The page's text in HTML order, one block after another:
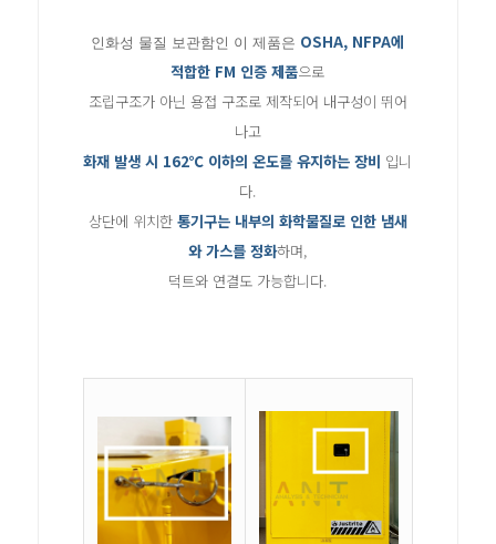
인화성 물질 보관함인 이 제품은 OSHA, NFPA에
적합한 FM 인증 제품으로
조립구조가 아닌 용접 구조로 제작되어 내구성이 뛰어
나고
화재 발생 시 162℃ 이하의 온도를 유지하는 장비 입니
다.
상단에 위치한 통기구는 내부의 화학물질로 인한 냄새
와 가스를 정화하며,
덕트와 연결도 가능합니다.